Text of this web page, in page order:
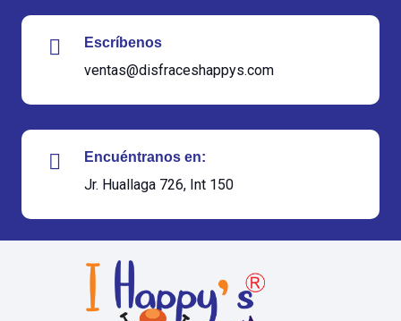
Escríbenos
ventas@disfraceshappys.com
Encuéntranos en:
Jr. Huallaga 726, Int 150